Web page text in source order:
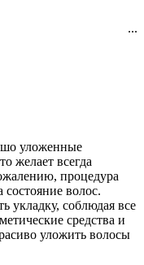
...
уложенные
желает всегда
процедура
состояние волос.
укладку, соблюдая все
средства и
уложить волосы